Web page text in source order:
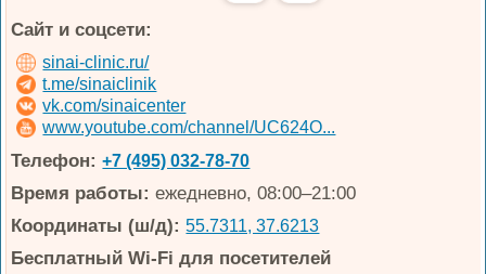
Сайт и соцсети:
sinai-clinic.ru/
t.me/sinaiclinik
vk.com/sinaicenter
www.youtube.com/channel/UC624O...
Телефон: +7 (495) 032-78-70
Время работы: ежедневно, 08:00–21:00
Координаты (ш/д): 55.7311, 37.6213
Бесплатный Wi-Fi для посетителей